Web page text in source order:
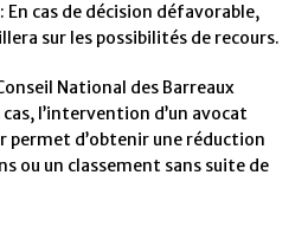
: En cas de décision défavorable,
sur les possibilités de recours.
National des Barreaux
l’intervention d’un avocat
permet d’obtenir une réduction
ou un classement sans suite de